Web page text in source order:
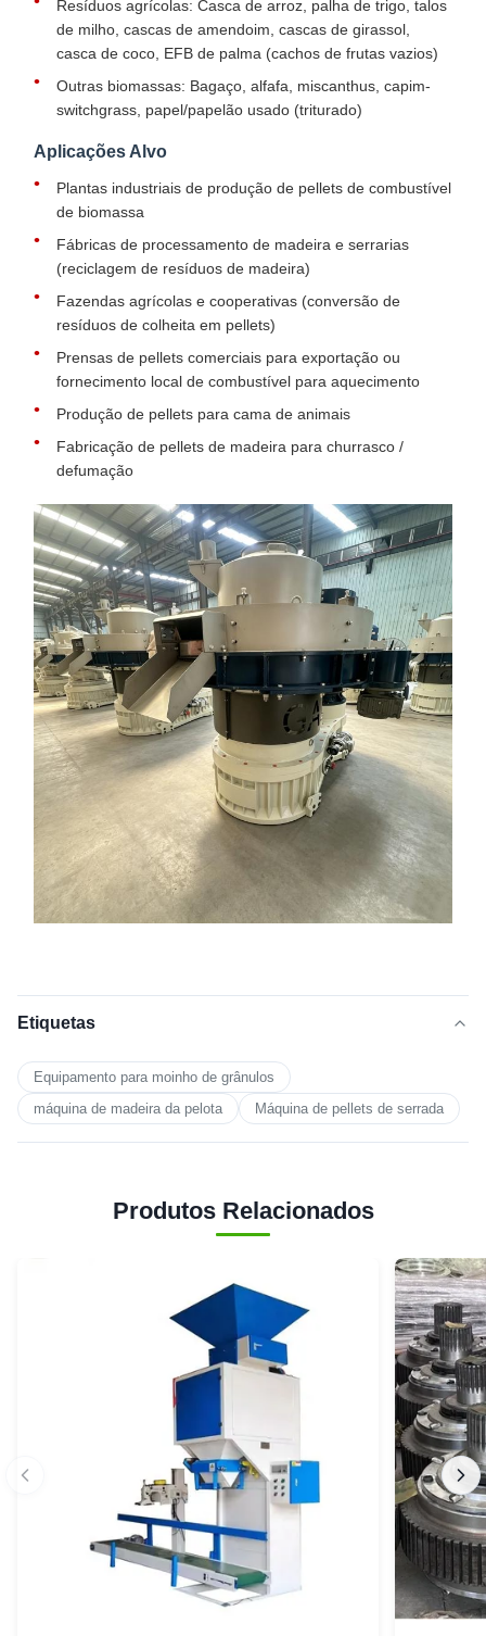
Resíduos agrícolas: Casca de arroz, palha de trigo, talos
de milho, cascas de amendoim, cascas de girassol,
casca de coco, EFB de palma (cachos de frutas vazios)
Outras biomassas: Bagaço, alfafa, miscanthus, capim-
switchgrass, papel/papelão usado (triturado)
Aplicações Alvo
Plantas industriais de produção de pellets de combustível
de biomassa
Fábricas de processamento de madeira e serrarias
(reciclagem de resíduos de madeira)
Fazendas agrícolas e cooperativas (conversão de
resíduos de colheita em pellets)
Prensas de pellets comerciais para exportação ou
fornecimento local de combustível para aquecimento
Produção de pellets para cama de animais
Fabricação de pellets de madeira para churrasco /
defumação
Etiquetas
Equipamento para moinho de grânulos
máquina de madeira da pelota
Máquina de pellets de serrada
Produtos Relacionados